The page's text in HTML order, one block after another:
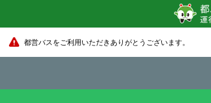
都営バスをご利用いただきありがとうございます。